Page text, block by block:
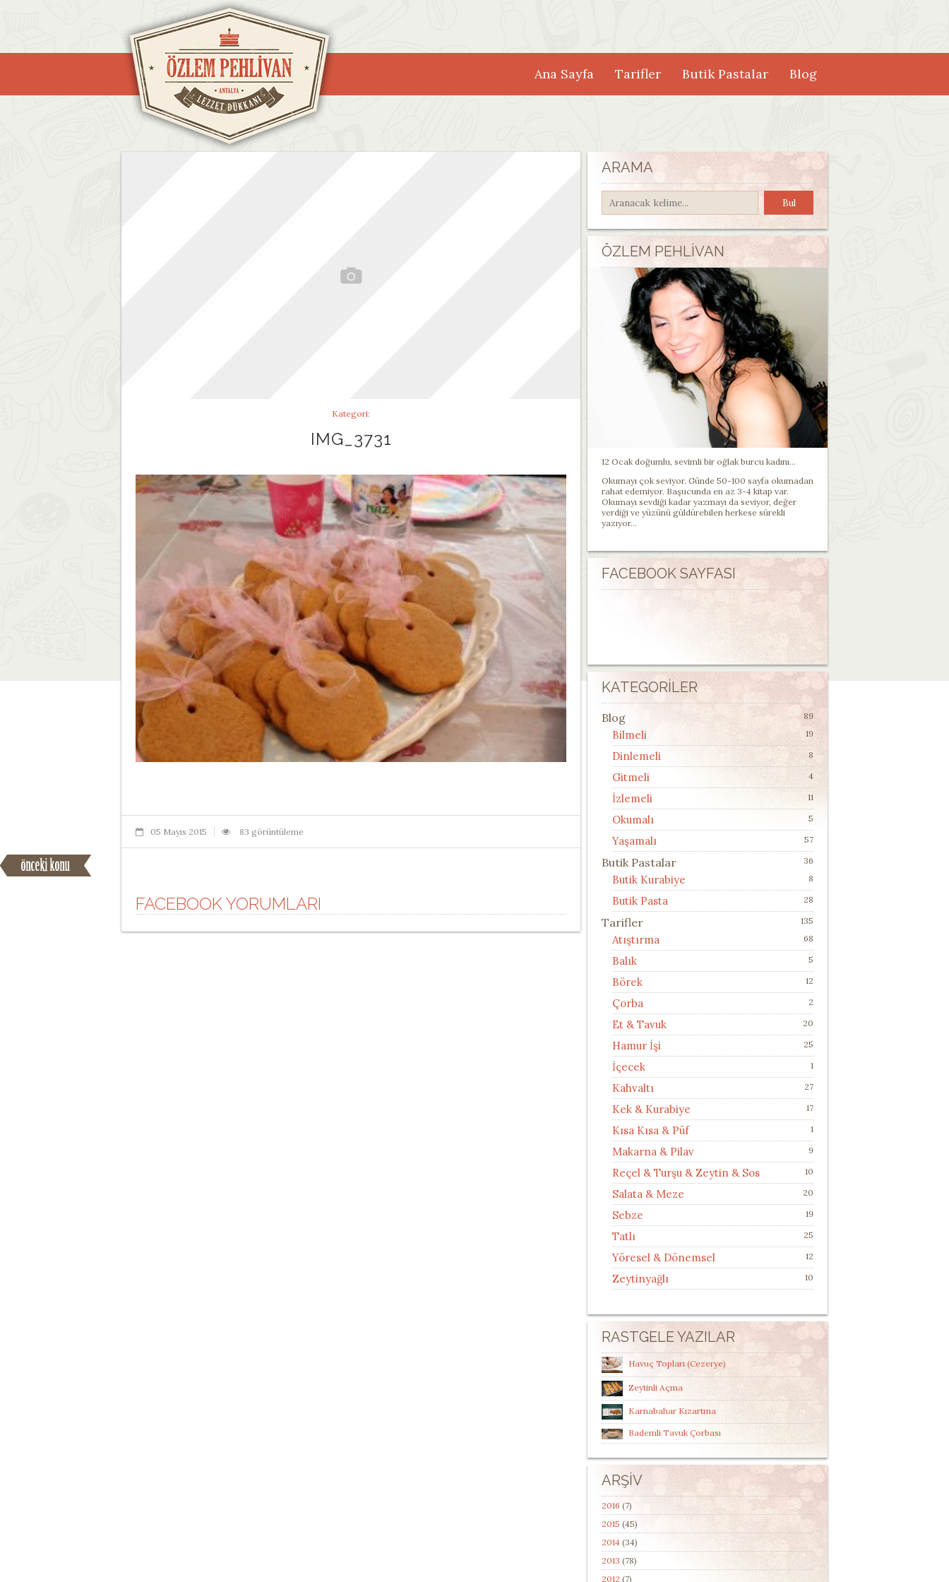
Blog
Butik Pastalar
Tarifler
Ana Sayfa
Kategori:
IMG_3731
05 Mayıs 2015 83 görüntüleme
FACEBOOK YORUMLARI
ARAMA
ÖZLEM PEHLIVAN
12 Ocak doğumlu, sevimli bir oğlak burcu kadını...
Okumayı çok seviyor. Günde 50-100 sayfa okumadan
rahat edemiyor. Başucunda en az 3-4 kitap var.
Okumayı sevdiği kadar yazmayı da seviyor, değer
verdiği ve yüzünü güldürebilen herkese sürekli
yazıyor...
FACEBOOK SAYFASI
KATEGORILER
Blog 89
Bilmeli 19
Dinlemeli 8
Gitmeli 4
İzlemeli 11
Okumalı 5
Yaşamalı 57
Butik Pastalar 36
Butik Kurabiye 8
Butik Pasta 28
Tarifler 135
Atıştırma 68
Balık 5
Börek 12
Çorba 2
Et & Tavuk 20
Hamur İşi 25
İçecek 1
Kahvaltı 27
Kek & Kurabiye 17
Kısa Kısa & Püf 1
Makarna & Pilav 9
Reçel & Turşu & Zeytin & Sos 10
Salata & Meze 20
Sebze 19
Tatlı 25
Yöresel & Dönemsel 12
Zeytinyağlı 10
RASTGELE YAZILAR
Havuç Topları (Cezerye)
Zeytinli Açma
Karnabahar Kızartma
Bademli Tavuk Çorbası
ARŞIV
2016 (7)
2015 (45)
2014 (34)
2013 (78)
2012 (7)